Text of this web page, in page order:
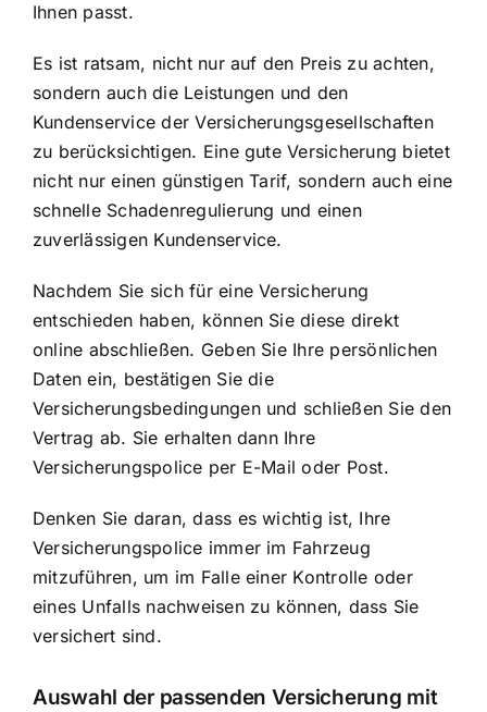
Ihnen passt.
Es ist ratsam, nicht nur auf den Preis zu achten,
sondern auch die Leistungen und den
Kundenservice der Versicherungsgesellschaften
zu berücksichtigen. Eine gute Versicherung bietet
nicht nur einen günstigen Tarif, sondern auch eine
schnelle Schadenregulierung und einen
zuverlässigen Kundenservice.
Nachdem Sie sich für eine Versicherung
entschieden haben, können Sie diese direkt
online abschließen. Geben Sie Ihre persönlichen
Daten ein, bestätigen Sie die
Versicherungsbedingungen und schließen Sie den
Vertrag ab. Sie erhalten dann Ihre
Versicherungspolice per E-Mail oder Post.
Denken Sie daran, dass es wichtig ist, Ihre
Versicherungspolice immer im Fahrzeug
mitzuführen, um im Falle einer Kontrolle oder
eines Unfalls nachweisen zu können, dass Sie
versichert sind.
Auswahl der passenden Versicherung mit